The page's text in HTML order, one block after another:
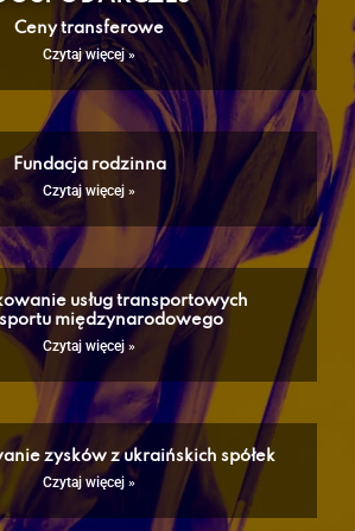
Ceny transferowe
Czytaj więcej »
Fundacja rodzinna
Czytaj więcej »
usług transportowych
międzynarodowego
Czytaj więcej »
zysków z ukraińskich spółek
Czytaj więcej »